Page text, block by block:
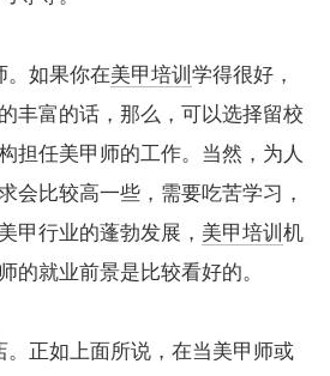
。如果你在美甲培训 学得很好，
丰富的话，那么，可以选择留校
担任美甲师的工作。当然，为人
会比较高一些，需要吃苦学习，
甲行业的蓬勃发展， 美甲培训 机
的就业前景是比较看好的。
正如上面所说，在当美甲师或